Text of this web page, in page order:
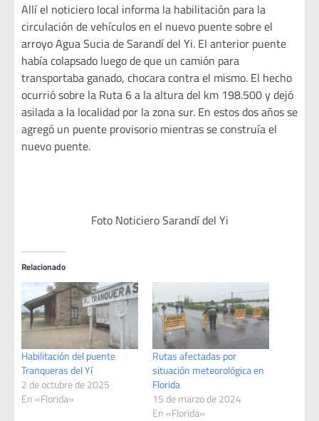
Allí el noticiero local informa la habilitación para la
circulación de vehículos en el nuevo puente sobre el
arroyo Agua Sucia de Sarandí del Yi. El anterior puente
había colapsado luego de que un camión para
transportaba ganado, chocara contra el mismo. El hecho
ocurrió sobre la Ruta 6 a la altura del km 198.500 y dejó
asilada a la localidad por la zona sur. En estos dos años se
agregó un puente provisorio mientras se construía el
nuevo puente.
Foto Noticiero Sarandí del Yi
Relacionado
Habilitación del puente
Tranqueras del Yí
2 de octubre de 2025
En «Florida»
Rutas afectadas por
situación meteorológica en
Florida
15 de marzo de 2024
En «Florida»